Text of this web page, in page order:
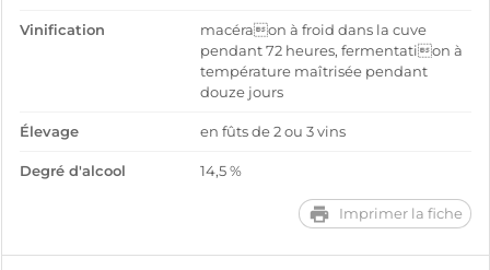
Vinification
macéraon à froid dans la cuve
pendant 72 heures, fermentation à
température maîtrisée pendant
douze jours
Élevage en fûts de 2 ou 3 vins
Degré d'alcool 14,5 %
Imprimer la fiche